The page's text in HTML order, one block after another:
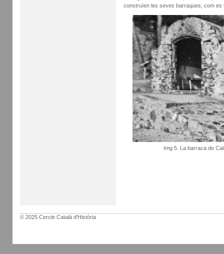
construïen les seves barraques, com es
Img 5. La barraca de
© 2025 Cercle Català d'Història